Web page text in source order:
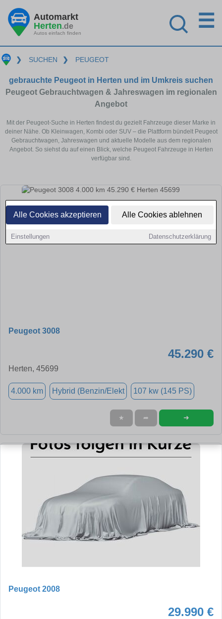
Alle Cookies akzeptieren Alle Cookies ablehnen
Einstellungen Datenschutzerklärung
Automarkt
Herten.de
Autos einfach finden
☰
❯ SUCHEN ❯ PEUGEOT
gebrauchte Peugeot in Herten und im Umkreis suchen
Peugeot Gebrauchtwagen & Jahreswagen im regionalen
Angebot
Mit der Peugeot-Suche in Herten findest du gezielt Fahrzeuge dieser Marke in
deiner Nähe. Ob Kleinwagen, Kombi oder SUV – die Plattform bündelt Peugeot
Gebrauchtwagen, Jahreswagen und aktuelle Modelle aus dem regionalen
Angebot. So siehst du auf einen Blick, welche Peugeot Fahrzeuge in Herten
verfügbar sind.
Peugeot 3008
45.290 €
Herten, 45699
4.000 km Hybrid (Benzin/Elekt 107 kw (145 PS)
★ ➦ ➜
Peugeot 2008
29.990 €